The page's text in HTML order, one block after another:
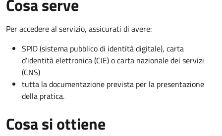
Per accedere al servizio, assicurati di avere:
SPID (sistema pubblico di identità digitale), carta
d’identità elettronica (CIE) o carta nazionale dei servizi
(CNS)
tutta la documentazione prevista per la presentazione
della pratica.
Cosa si ottiene